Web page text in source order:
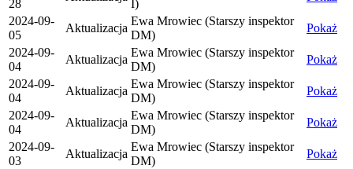
28
I)
2024-09-
05
Aktualizacja
Ewa Mrowiec (Starszy inspektor
DM)
Pokaż
2024-09-
04
Aktualizacja
Ewa Mrowiec (Starszy inspektor
DM)
Pokaż
2024-09-
04
Aktualizacja
Ewa Mrowiec (Starszy inspektor
DM)
Pokaż
2024-09-
04
Aktualizacja
Ewa Mrowiec (Starszy inspektor
DM)
Pokaż
2024-09-
03
Aktualizacja
Ewa Mrowiec (Starszy inspektor
DM)
Pokaż